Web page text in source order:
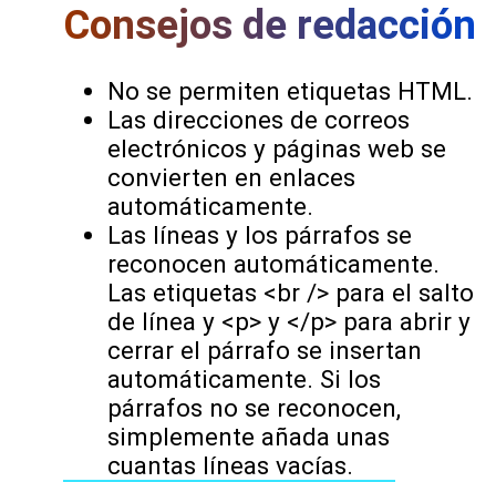
Consejos de redacción
No se permiten etiquetas HTML.
Las direcciones de correos
electrónicos y páginas web se
convierten en enlaces
automáticamente.
Las líneas y los párrafos se
reconocen automáticamente.
Las etiquetas <br /> para el salto
de línea y <p> y </p> para abrir y
cerrar el párrafo se insertan
automáticamente. Si los
párrafos no se reconocen,
simplemente añada unas
cuantas líneas vacías.